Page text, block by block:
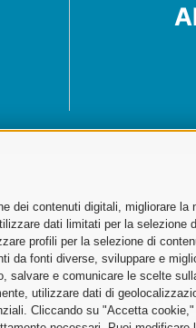
contenuti digitali, migliorare la
dati limitati per la selezione
profili per la selezione di
da fonti diverse, sviluppare e
salvare e comunicare le scelte
utilizzare dati di
Cliccando su "Accetta